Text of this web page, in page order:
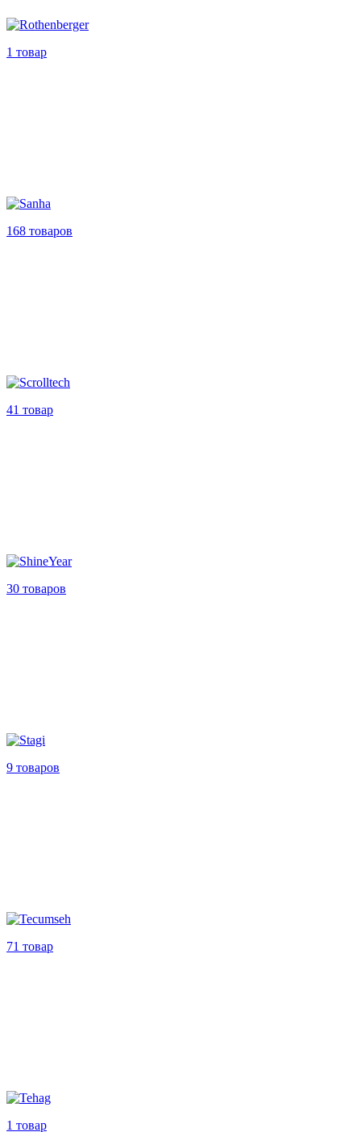
1 товар
168 товаров
41 товар
30 товаров
9 товаров
71 товар
1 товар